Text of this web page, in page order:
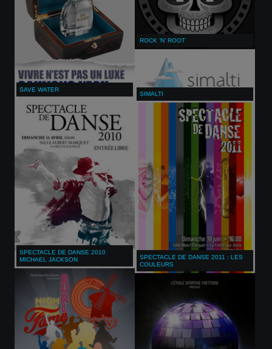
ROCK ’N’ ROOT
SAVE WATER
SIMALTI
SPECTACLE DE DANSE 2010
MICHAEL JACKSON
SPECTACLE DE DANSE 2011 : LES
COULEURS